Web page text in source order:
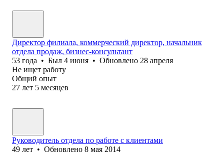
Директор филиала, коммерческий директор, начальник
отдела продаж, бизнес-консультант
53 года • Был 4 июня • Обновлено 28 апреля
Не ищет работу
Общий опыт
27 лет 5 месяцев
Руководитель отдела по работе с клиентами
49 лет • Обновлено 8 мая 2014